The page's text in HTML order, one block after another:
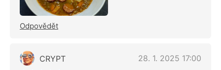
Odpovědět
CRYPT 28. 1. 2025 17:00